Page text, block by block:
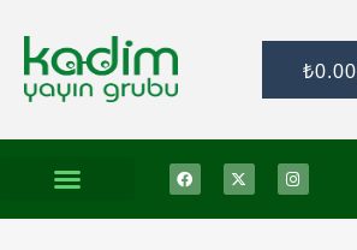
₺0.00